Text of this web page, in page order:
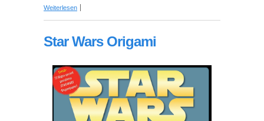
Weiterlesen über Personalisierte Fußmatte "Walk of Fame" mit
Star Wars Origami